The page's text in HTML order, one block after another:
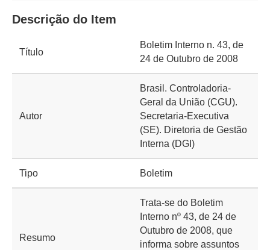
Descrição do Item
Título
Boletim Interno n. 43, de
24 de Outubro de 2008
Autor
Brasil. Controladoria-
Geral da União (CGU).
Secretaria-Executiva
(SE). Diretoria de Gestão
Interna (DGI)
Tipo Boletim
Resumo
Trata-se do Boletim
Interno nº 43, de 24 de
Outubro de 2008, que
informa sobre assuntos